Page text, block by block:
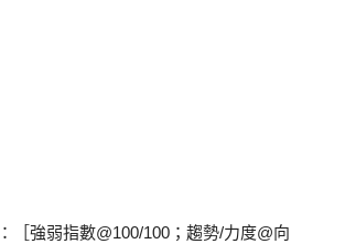
［強弱指數@100/100；趨勢/力度@向